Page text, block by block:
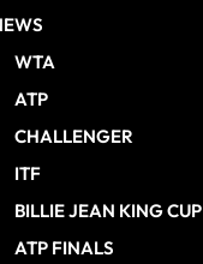
WTA
ATP
CHALLENGER
ITF
BILLIE JEAN KING CUP
ATP FINALS